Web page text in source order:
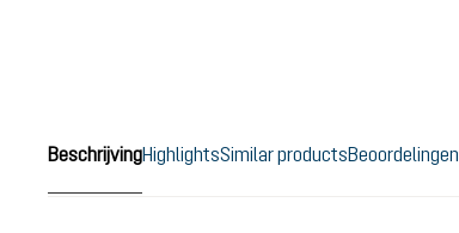
BeschrijvingHighlightsSimilar productsBeoordelingen